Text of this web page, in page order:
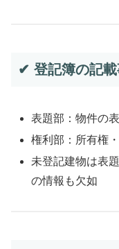
✔ 登記簿の記
表題部：物件の
権利部：所有権
未登記建物は表
の情報も欠如